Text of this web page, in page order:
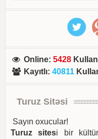
Online:5428
Kayıtlı:40811
Turuz Sitəsi
Sayın oxucular!
Turuz sitesi bir